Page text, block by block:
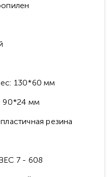
130*60 мм
90*24 мм
резина
7 - 608